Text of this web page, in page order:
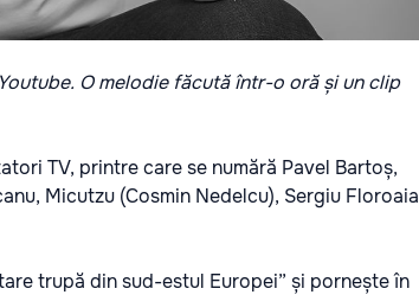
O melodie făcută într-o oră și un clip
TV, printre care se numără Pavel Bartoș,
Micutzu (Cosmin Nedelcu), Sergiu Floroaia
trupă din sud-estul Europei” și pornește în